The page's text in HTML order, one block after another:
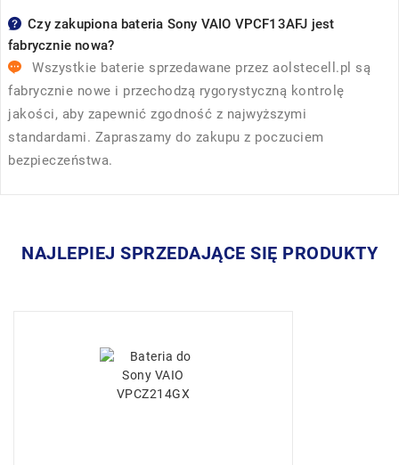
Czy zakupiona bateria Sony VAIO VPCF13AFJ jest
fabrycznie nowa?
Wszystkie baterie sprzedawane przez aolstecell.pl są
fabrycznie nowe i przechodzą rygorystyczną kontrolę
jakości, aby zapewnić zgodność z najwyższymi
standardami. Zapraszamy do zakupu z poczuciem
bezpieczeństwa.
NAJLEPIEJ SPRZEDAJĄCE SIĘ PRODUKTY